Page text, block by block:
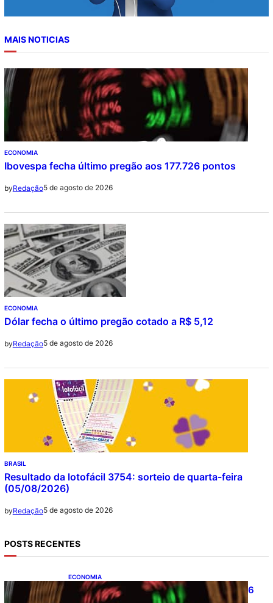
MAIS NOTICIAS
ECONOMIA
Ibovespa fecha último pregão aos 177.726 pontos
byRedação5 de agosto de 2026
ECONOMIA
Dólar fecha o último pregão cotado a R$ 5,12
byRedação5 de agosto de 2026
BRASIL
Resultado da lotofácil 3754: sorteio de quarta-feira
(05/08/2026)
byRedação5 de agosto de 2026
POSTS RECENTES
ECONOMIA
Ibovespa fecha último pregão aos 177.726